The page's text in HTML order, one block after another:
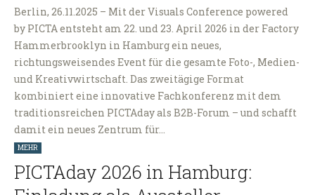
Berlin, 26.11.2025 – Mit der Visuals Conference powered
by PICTA entsteht am 22. und 23. April 2026 in der Factory
Hammerbrooklyn in Hamburg ein neues,
richtungsweisendes Event für die gesamte Foto-, Medien-
und Kreativwirtschaft. Das zweitägige Format
kombiniert eine innovative Fachkonferenz mit dem
traditionsreichen PICTAday als B2B-Forum – und schafft
damit ein neues Zentrum für…
MEHR
PICTAday 2026 in Hamburg: